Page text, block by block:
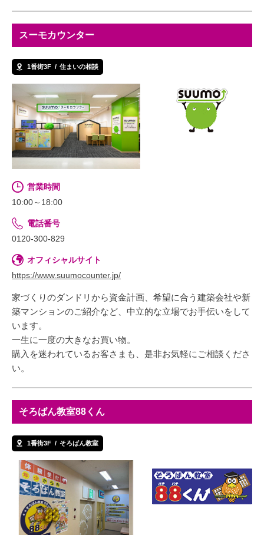
スーモカウンター
1番街3F 住まいの相談
営業時間
10:00～18:00
電話番号
0120-300-829
オフィシャルサイト
https://www.suumocounter.jp/
家づくりのダンドリから資金計画、希望に合う建築会社や新
築マンションのご紹介など、中立的な立場でお手伝いをして
います。
一生に一度の大きなお買い物。
購入を迷われているお客さまも、是非お気軽にご相談くださ
い。
そろばん教室88くん
1番街3F そろばん教室